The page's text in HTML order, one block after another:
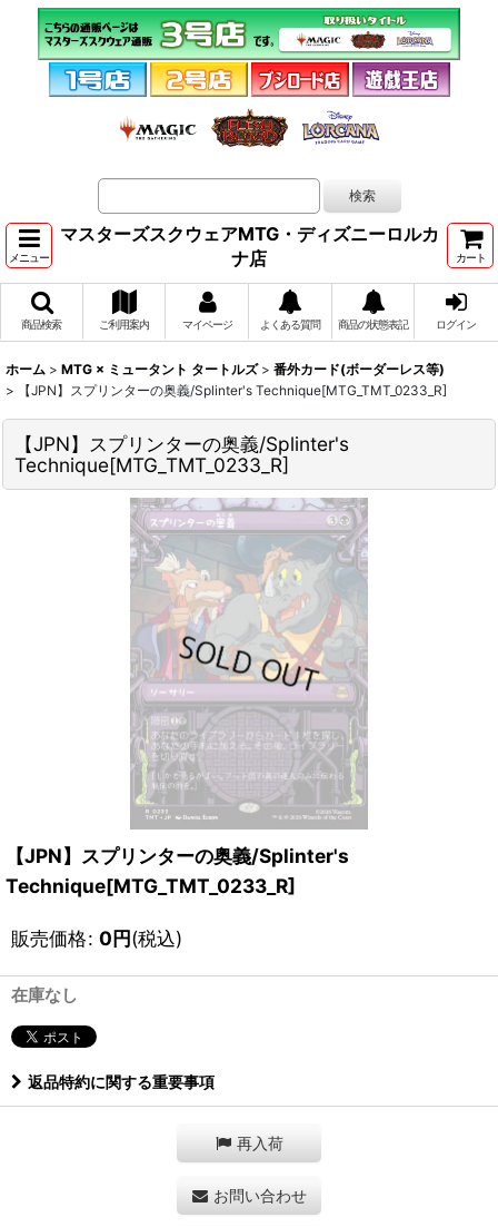
メニュー
マスターズスクウェアMTG・ディズニーロルカ
ナ店
カート
商品検索 ご利用案内 マイページ よくある質問 商品の状態表記 ログイン
ホーム > MTG × ミュータント タートルズ > 番外カード(ボーダーレス等)
>
【JPN】スプリンターの奥義/Splinter's Technique[MTG_TMT_0233_R]
【JPN】スプリンターの奥義/Splinter's
Technique[MTG_TMT_0233_R]
【JPN】スプリンターの奥義/Splinter's
Technique[MTG_TMT_0233_R]
販売価格: 0円(税込)
在庫なし
返品特約に関する重要事項
再入荷
お問い合わせ